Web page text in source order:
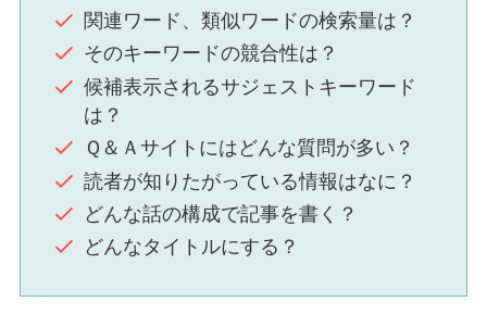
関連ワード、類似ワードの検索量は？
そのキーワードの競合性は？
候補表示されるサジェストキーワード
は？
Ｑ＆Ａサイトにはどんな質問が多い？
読者が知りたがっている情報はなに？
どんな話の構成で記事を書く？
どんなタイトルにする？